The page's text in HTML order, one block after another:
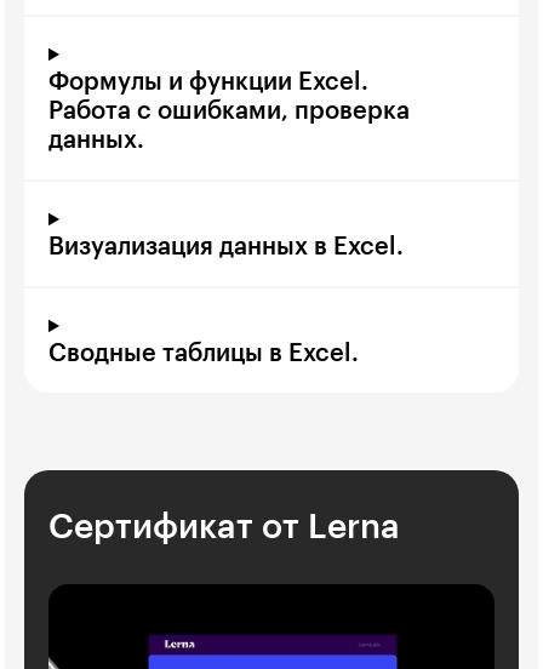
Формулы и функции Excel.
Работа с ошибками, проверка
данных.
Визуализация данных в Excel.
Сводные таблицы в Excel.
Сертификат от Lerna